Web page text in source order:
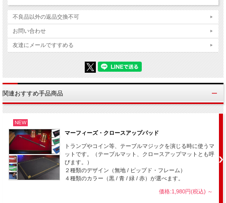
相手の手の平に銀貨を置きます。
不良品以外の返品交換不可
お問い合わせ
友達にメールですすめる
関連おすすめ手品商品
NEW
マーフィーズ・クロースアップパッド
トランプやコイン等、テーブルマジックを演じる時に使うマ
ットです。（テーブルマット、クロースアップマットとも呼
びます。）
２種類のデザイン（無地 / ピップド・フレーム）
４種類のカラー（黒 / 青 / 緑 / 赤）が選べます。
価格:1,980円(税込) ～